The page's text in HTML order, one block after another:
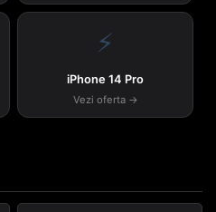
⚡
iPhone 14 Pro
Vezi oferta →